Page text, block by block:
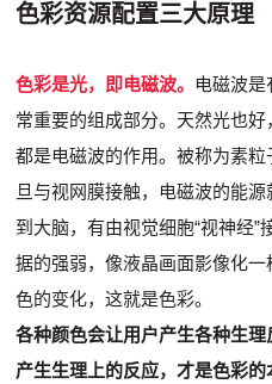
色彩资源配置三大原理
色彩是光，即电磁波。 电磁波是
常重要的组成部分。天然光也好
都是电磁波的作用。被称为素
旦与视网膜接触，电磁波的能
到大脑，有由视觉细胞“视神经
据的强弱，像液晶画面影像化
色的变化，这就是色彩。
各种颜色会让用户产生各种生
产生生理上的反应，才是色彩的